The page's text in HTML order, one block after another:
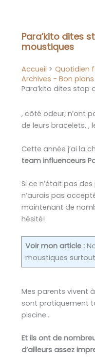
Para’kito dites
moustiques
Accueil
Quotidien
Archives - Bon plans
Para’kito dites stop
, côté odeur, n’ont
de leurs bracelets, ,
Cette année j’ai la
team influenceurs
Si ce n’était pas
n’aurais pas
maintenant de
hésité!
Voir mon article :
moustiques
Mes parents vivent
sont pratiquement
piscine…
Et ils ont de
d’ailleurs assez